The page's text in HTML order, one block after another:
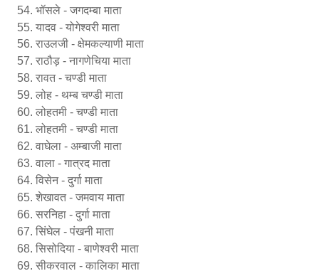
भॉसले - जगदम्बा माता
यादव - योगेश्वरी माता
राउलजी - क्षेमकल्याणी माता
राठौड़ - नागणेचिया माता
रावत - चण्डी माता
लोह - थम्ब चण्डी माता
लोहतमी - चण्डी माता
लोहतमी - चण्डी माता
वाघेला - अम्बाजी माता
वाला - गात्रद माता
विसेन - दुर्गा माता
शेखावत - जमवाय माता
सरनिहा - दुर्गा माता
सिंघेल - पंखनी माता
सिसोदिया - बाणेश्वरी माता
सीकरवाल - कालिका माता